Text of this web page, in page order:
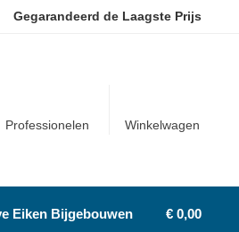
Gegarandeerd de Laagste Prijs
Professionelen Winkelwagen
Eiken Bijgebouwen € 0,00